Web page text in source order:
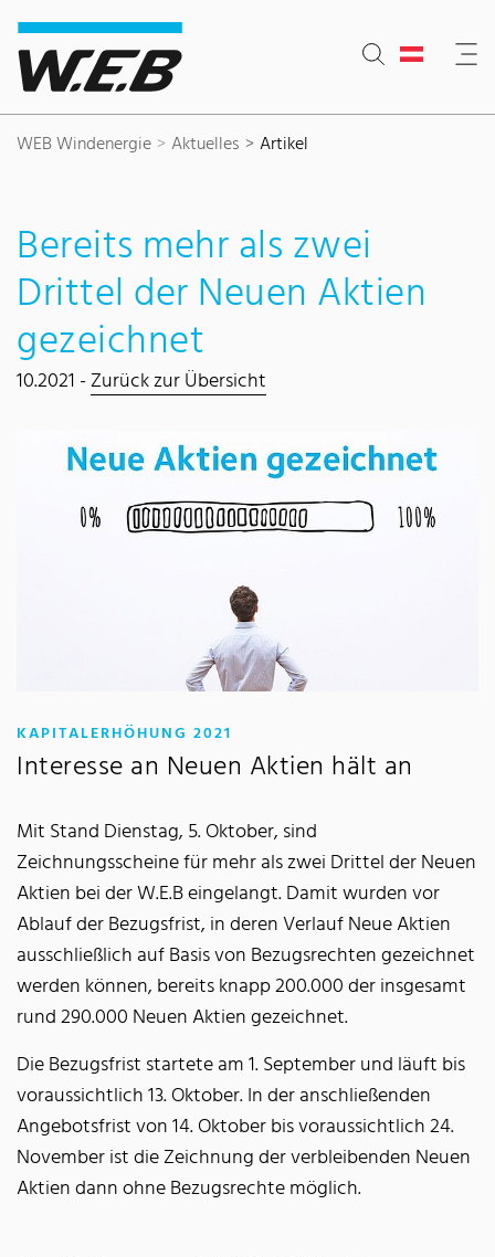
Inhaltsbereich
Suche
Hauptnavigation
Kontakt
Footer
WEB Windenergie Aktuelles Artikel
Bereits mehr als zwei
Drittel der Neuen Aktien
gezeichnet
10.2021 -Zurück zur Übersicht
KAPITALERHÖHUNG 2021
Interesse an Neuen Aktien hält an
Mit Stand Dienstag, 5. Oktober, sind
Zeichnungsscheine für mehr als zwei Drittel der Neuen
Aktien bei der W.E.B eingelangt. Damit wurden vor
Ablauf der Bezugsfrist, in deren Verlauf Neue Aktien
ausschließlich auf Basis von Bezugsrechten gezeichnet
werden können, bereits knapp 200.000 der insgesamt
rund 290.000 Neuen Aktien gezeichnet.
Die Bezugsfrist startete am 1. September und läuft bis
voraussichtlich 13. Oktober. In der anschließenden
Angebotsfrist von 14. Oktober bis voraussichtlich 24.
November ist die Zeichnung der verbleibenden Neuen
Aktien dann ohne Bezugsrechte möglich.